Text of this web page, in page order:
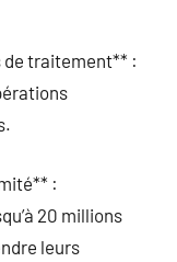
de traitement** :
:
20 millions
leurs